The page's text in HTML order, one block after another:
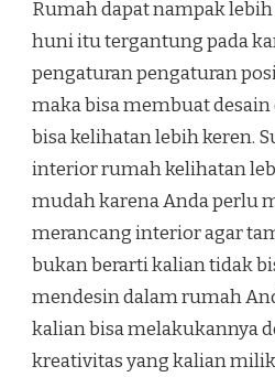
Rumah dapat nampak
huni itu tergantung pada
pengaturan pengaturan
maka bisa membuat
bisa kelihatan lebih keren.
interior rumah kelihatan
mudah karena Anda perlu
merancang interior agar
bukan berarti kalian tidak
mendesin dalam rumah
kalian bisa melakukannya
kreativitas yang kalian